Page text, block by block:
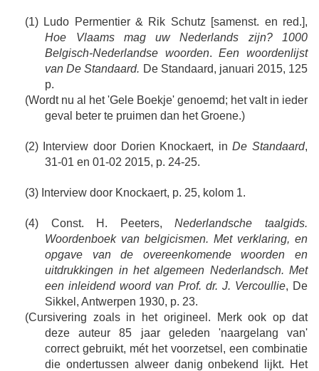
(1) Ludo Permentier & Rik Schutz [samenst. en red.],
Hoe Vlaams mag uw Nederlands zijn? 1000
Belgisch-Nederlandse woorden.Een woordenlijst
van De Standaard. De Standaard, januari 2015, 125
p.
(Wordt nu al het 'Gele Boekje' genoemd; het valt in ieder
geval beter te pruimen dan het Groene.)
(2) Interview door Dorien Knockaert, inDe Standaard,
31-01 en 01-02 2015, p. 24-25.
(3) Interview door Knockaert, p. 25, kolom 1.
(4) Const. H. Peeters,Nederlandsche taalgids.
Woordenboek van belgicismen. Met verklaring, en
opgave van de overeenkomende woorden en
uitdrukkingen in het algemeen Nederlandsch. Met
een inleidend woord van Prof. dr. J. Vercoullie, De
Sikkel, Antwerpen 1930, p. 23.
(Cursivering zoals in het origineel. Merk ook op dat
deze auteur 85 jaar geleden 'naargelang van'
correct gebruikt, mét het voorzetsel, een combinatie
die ondertussen alweer danig onbekend lijkt. Het